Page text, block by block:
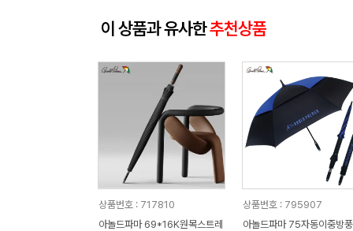
이 상품과 유사한추천상품
상품번호 : 717810
아놀드파마 69*16K원목스트레
상품번호 : 795907
아놀드파마 75자동이중방